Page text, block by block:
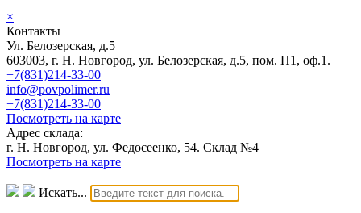
×
Контакты
Ул. Белозерская, д.5
603003, г. Н. Новгород, ул. Белозерская, д.5, пом. П1, оф.1.
+7(831)214-33-00
info@povpolimer.ru
+7(831)214-33-00
Посмотреть на карте
Адрес склада:
г. Н. Новгород, ул. Федосеенко, 54. Склад №4
Посмотреть на карте
Искать...